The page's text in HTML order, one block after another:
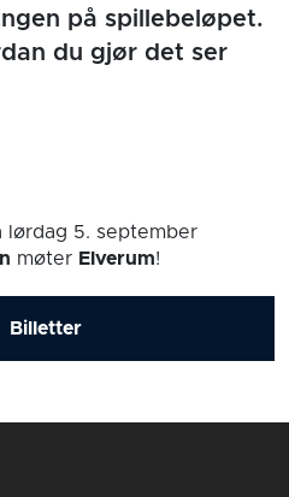
på spillebeløpet.
du gjør det ser
lørdag 5. september
møter Elverum!
Billetter